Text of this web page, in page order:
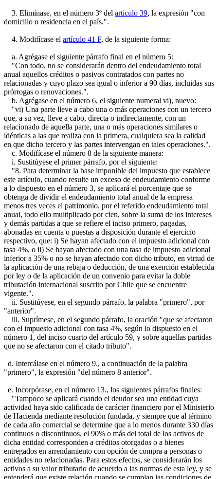
3. Elimínase, en el número 3º del artículo 39, la expresión "con
domicilio o residencia en el país.".
4. Modifícase el artículo 41 F, de la siguiente forma:
a. Agrégase el siguiente párrafo final en el número 5:
"Con todo, no se considerarán dentro del endeudamiento total
anual aquellos créditos o pasivos contratados con partes no
relacionadas y cuyo plazo sea igual o inferior a 90 días, incluidas sus
prórrogas o renovaciones.".
b. Agrégase en el número 6, el siguiente numeral vi), nuevo:
"vi) Una parte lleve a cabo una o más operaciones con un tercero
que, a su vez, lleve a cabo, directa o indirectamente, con un
relacionado de aquella parte, una o más operaciones similares o
idénticas a las que realiza con la primera, cualquiera sea la calidad
en que dicho tercero y las partes intervengan en tales operaciones.".
c. Modifícase el número 8 de la siguiente manera:
i. Sustitúyese el primer párrafo, por el siguiente:
"8. Para determinar la base imponible del impuesto que establece
este artículo, cuando resulte un exceso de endeudamiento conforme
a lo dispuesto en el número 3, se aplicará el porcentaje que se
obtenga de dividir el endeudamiento total anual de la empresa
menos tres veces el patrimonio, por el referido endeudamiento total
anual, todo ello multiplicado por cien, sobre la suma de los intereses
y demás partidas a que se refiere el inciso primero, pagadas,
abonadas en cuenta o puestas a disposición durante el ejercicio
respectivo, que: i) Se hayan afectado con el impuesto adicional con
tasa 4%, o ii) Se hayan afectado con una tasa de impuesto adicional
inferior a 35% o no se hayan afectado con dicho tributo, en virtud de
la aplicación de una rebaja o deducción, de una exención establecida
por ley o de la aplicación de un convenio para evitar la doble
tributación internacional suscrito por Chile que se encuentre
vigente.".
ii. Sustitúyese, en el segundo párrafo, la palabra "primero", por
"anterior".
iii. Suprímese, en el segundo párrafo, la oración "que se afectaron
con el impuesto adicional con tasa 4%, según lo dispuesto en el
número 1, del inciso cuarto del artículo 59, y sobre aquellas partidas
que no se afectaron con el citado tributo".
d. Intercálase en el número 9., a continuación de la palabra
"primero", la expresión "del número 8 anterior".
e. Incorpórase, en el número 13., los siguientes párrafos finales:
"Tampoco se aplicará cuando el deudor sea una entidad cuya
actividad haya sido calificada de carácter financiero por el Ministerio
de Hacienda mediante resolución fundada, y siempre que al término
de cada año comercial se determine que a lo menos durante 330 días
continuos o discontinuos, el 90% o más del total de los activos de
dicha entidad corresponden a créditos otorgados o a bienes
entregados en arrendamiento con opción de compra a personas o
entidades no relacionadas. Para estos efectos, se considerarán los
activos a su valor tributario de acuerdo a las normas de esta ley, y se
entenderá que existe relación cuando se cumplan las condiciones de